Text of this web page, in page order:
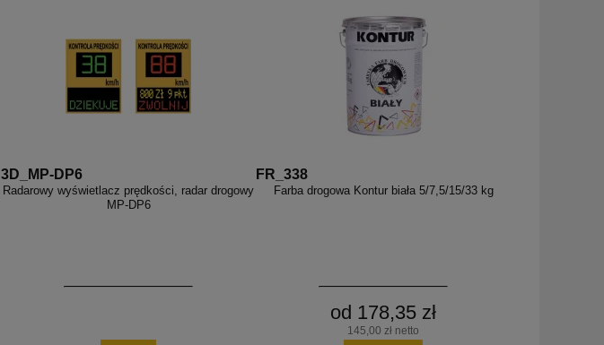
3D_MP-DP6
Radarowy wyświetlacz prędkości, radar drogowy
MP-DP6
FR_338
Farba drogowa Kontur biała 5/7,5/15/33 kg
od 178,35 zł
145,00 zł netto